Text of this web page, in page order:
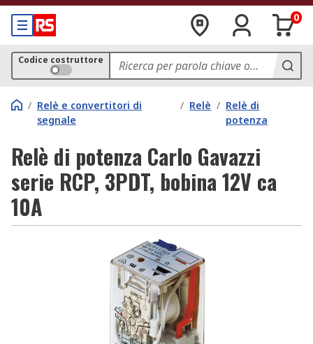
0
Codice costruttore
/ Relè e convertitori di
segnale
/ Relè / Relè di
potenza
Relè di potenza Carlo Gavazzi
serie RCP, 3PDT, bobina 12V ca
10A